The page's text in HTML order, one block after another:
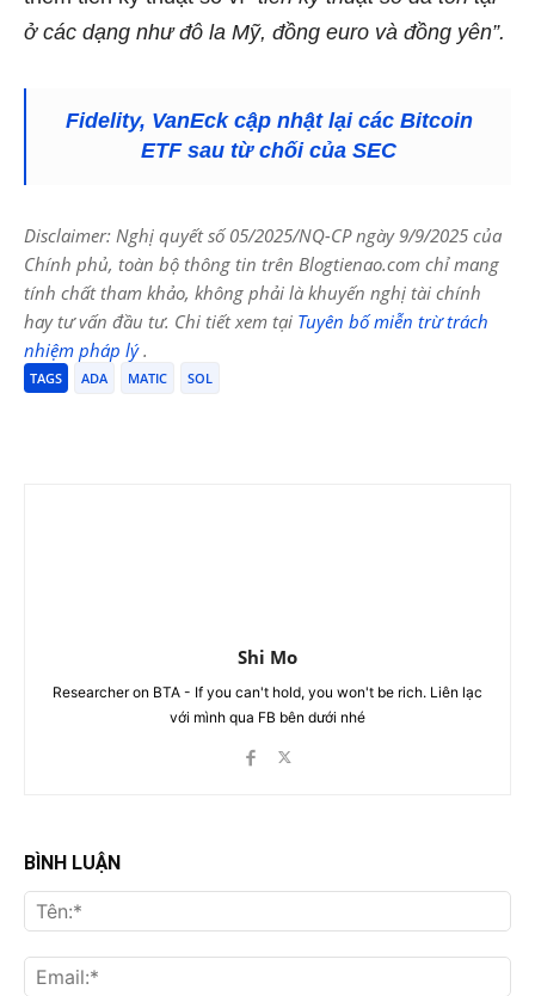
ở các dạng như đô la Mỹ, đồng euro và đồng yên”.
Fidelity, VanEck cập nhật lại các Bitcoin
ETF sau từ chối của SEC
Disclaimer: Nghị quyết số 05/2025/NQ-CP ngày 9/9/2025 của
Chính phủ, toàn bộ thông tin trên Blogtienao.com chỉ mang
tính chất tham khảo, không phải là khuyến nghị tài chính
hay tư vấn đầu tư. Chi tiết xem tại Tuyên bố miễn trừ trách
nhiệm pháp lý.
TAGS ADA MATIC SOL
Shi Mo
Researcher on BTA - If you can't hold, you won't be rich. Liên lạc
với mình qua FB bên dưới nhé
BÌNH LUẬN